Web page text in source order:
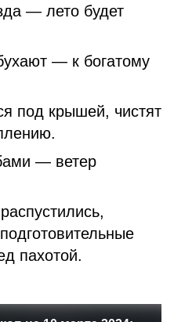
— лето будет
— к богатому
под крышей, чистят
— ветер
пахотой.